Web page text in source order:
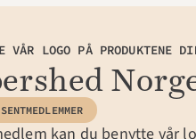
VÅR LOGO PÅ PRODUKTENE
kan du benytte vår